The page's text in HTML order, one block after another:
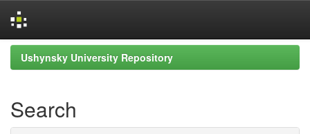
Skip
navigation
Ushynsky University Repository
Search